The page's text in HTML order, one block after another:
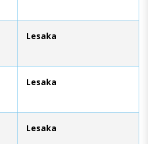
Lesaka
Lesaka
Lesaka